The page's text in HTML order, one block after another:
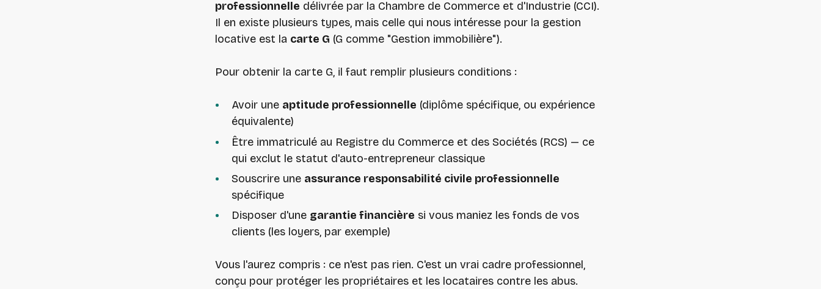
professionnelle délivrée par la Chambre de Commerce et d'Industrie (CCI).
Il en existe plusieurs types, mais celle qui nous intéresse pour la gestion
locative est la carte G (G comme "Gestion immobilière").
Pour obtenir la carte G, il faut remplir plusieurs conditions :
Avoir une aptitude professionnelle (diplôme spécifique, ou expérience
équivalente)
Être immatriculé au Registre du Commerce et des Sociétés (RCS) — ce
qui exclut le statut d'auto-entrepreneur classique
Souscrire une assurance responsabilité civile professionnelle
spécifique
Disposer d'une garantie financière si vous maniez les fonds de vos
clients (les loyers, par exemple)
Vous l'aurez compris : ce n'est pas rien. C'est un vrai cadre professionnel,
conçu pour protéger les propriétaires et les locataires contre les abus.